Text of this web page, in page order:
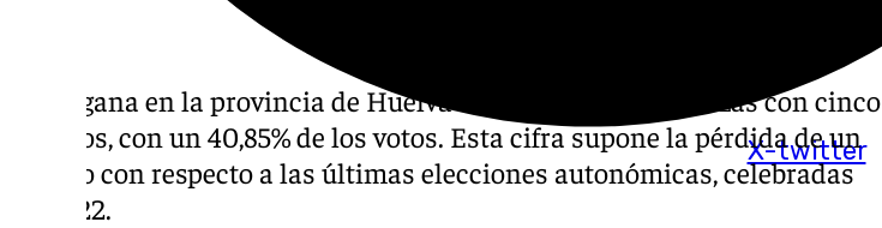
X-twitter
El PP gana en la provincia de Huelva las elecciones andaluzas con cinco
escaños, con un 40,85% de los votos. Esta cifra supone la pérdida de un
escaño con respecto a las últimas elecciones autonómicas, celebradas
en 2022.